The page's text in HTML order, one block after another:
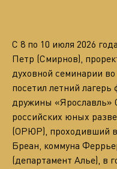
С 8 по 10 июля 2026
Петр (Смирнов),
духовной семинарии
посетил летний лагерь
дружины «Ярославль»
российских юных
(ОРЮР), проходивший
Бреан, коммуна
(департамент Алье), в